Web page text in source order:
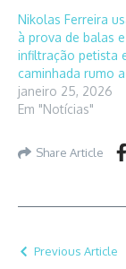
Nikolas Ferreira
à prova de balas
infiltração petista
caminhada rumo
janeiro 25, 2026
Em "Notícias"
Share Article
Previous Article